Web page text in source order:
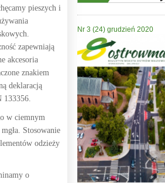
pieszych i
zapewniają
akcesoria
znakiem
deklaracją
133356.
w ciemnym
Stosowanie
odzieży
o
Nr 3 (24) grudzień 2020